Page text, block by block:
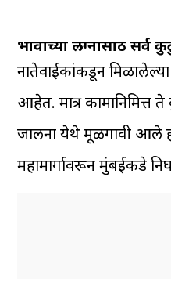
भावाच्या लग्नासाठी
नातेवाईकांकडून
आहेत. मात्र कामानिमित्त
जालना येथे मूळगावी आले
महामार्गावरून मुंबईकडे